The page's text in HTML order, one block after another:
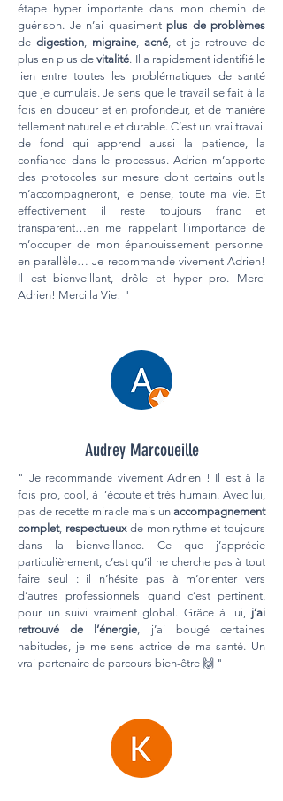
étape hyper importante dans mon chemin de
guérison. Je n’ai quasiment plus de problèmes
de digestion migraine acné , et je retrouve de
plus en plus devitalité. Il a rapidement identifié le
lien entre toutes les problématiques de santé
que je cumulais. Je sens que le travail se fait à la
fois en douceur et en profondeur, et de manière
tellement naturelle et durable. C’est un vrai travail
de fond qui apprend aussi la patience, la
confiance dans le processus. Adrien m’apporte
des protocoles sur mesure dont certains outils
m’accompagneront, je pense, toute ma vie. Et
effectivement il reste toujours franc et
transparent…en me rappelant l’importance de
m’occuper de mon épanouissement personnel
en parallèle… Je recommande vivement Adrien!
Il est bienveillant, drôle et hyper pro. Merci
Adrien! Merci la Vie! "
Audrey Marcoueille
" Je recommande vivement Adrien ! Il est à la
fois pro, cool, à l’écoute et très humain. Avec lui,
pas de recette miracle mais un accompagnement
complet, respectueuxde mon rythme et toujours
dans la bienveillance. Ce que j’apprécie
particulièrement, c’est qu’il ne cherche pas à tout
faire seul : il n’hésite pas à m’orienter vers
d’autres professionnels quand c’est pertinent,
pour un suivi vraiment global. Grâce à lui, j’ai
retrouvé de l’énergie , j’ai bougé certaines
habitudes, je me sens actrice de ma santé. Un
vrai partenaire de parcours bien-être 🙌 "